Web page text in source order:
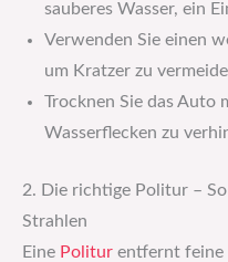
sauberes Wasser, ein
Verwenden Sie einen
um Kratzer zu
Trocknen Sie das
Wasserflecken zu
2. Die richtige Politur –
Strahlen
Eine Politur entfernt feine